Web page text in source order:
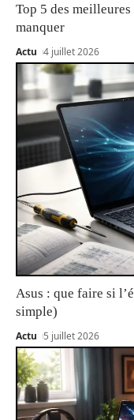
Top 5 des
manquer
Actu 4 juillet 2026
Asus : que faire si
simple)
Actu 5 juillet 2026